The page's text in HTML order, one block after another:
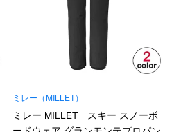
ミレー（MILLET）
ミレー MILLET スキー スノーボ